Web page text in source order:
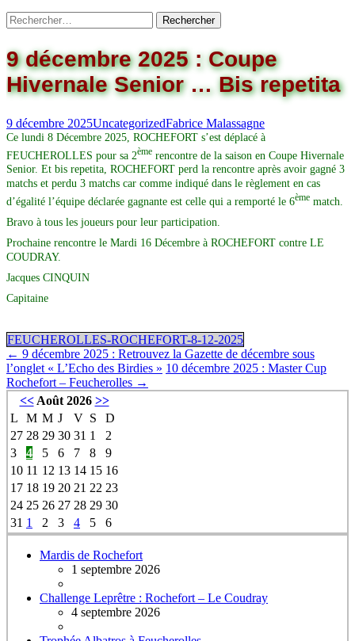
9 décembre 2025 : Coupe
Hivernale Senior … Bis repetita
9 décembre 2025UncategorizedFabrice Malassagne
Ce lundi 8 Décembre 2025, ROCHEFORT s’est déplacé à
FEUCHEROLLES pour sa 2ème rencontre de la saison en Coupe Hivernale
Senior. Et bis repetita, ROCHEFORT perd la rencontre après avoir gagné 3
matchs et perdu 3 matchs car comme indiqué dans le règlement en cas
d’égalité l’équipe déclarée gagnante est celle qui a remporté le 6ème match.
Bravo à tous les joueurs pour leur participation.
Prochaine rencontre le Mardi 16 Décembre à ROCHEFORT contre LE
COUDRAY.
Jacques CINQUIN
Capitaine
FEUCHEROLLES-ROCHEFORT-8-12-2025
← 9 décembre 2025 : Retrouvez la Gazette de décembre sous
l’onglet « L’Echo des Birdies » 10 décembre 2025 : Master Cup
Rochefort – Feucherolles →
<<Août 2026 >>
L
M M J V S
D
27 28 29 30 31 1
2
3
4 5 6 7 8
9
10 11 12 13 14 15 16
17 18 19 20 21 22 23
24 25 26 27 28 29 30
31 1 2 3 4 5 6
Mardis de Rochefort
1 septembre 2026
Challenge Leprêtre : Rochefort – Le Coudray
4 septembre 2026